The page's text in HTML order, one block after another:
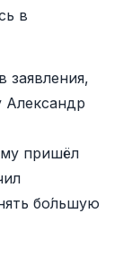
в
заявления,
Александр
пришёл
бо́льшую